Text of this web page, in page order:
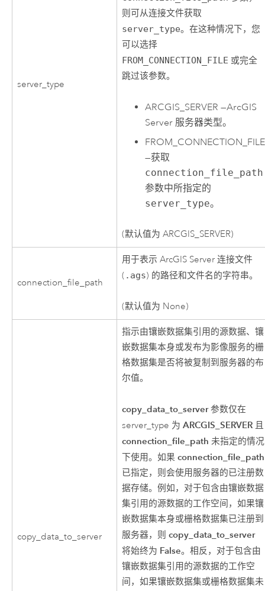
server_type
则可从连接文件获取
server_type。在这种情况下，您
可以选择
FROM_CONNECTION_FILE 或完全
跳过该参数。
ARCGIS_SERVER —ArcGIS
Server 服务器类型。
FROM_CONNECTION_FILE
—获取
connection_file_path
参数中所指定的
server_type。
(默认值为 ARCGIS_SERVER)
connection_file_path
用于表示ArcGIS Server 连接文件
( .ags) 的路径和文件名的字符串。
(默认值为 None)
copy_data_to_server
指示由镶嵌数据集引用的源数据、镶
嵌数据集本身或发布为影像服务的栅
格数据集是否将被复制到服务器的布
尔值。
copy_data_to_server参数仅在
server_type 为ARCGIS_SERVER 且
connection_file_path 未指定的情况
下使用。如果connection_file_path
已指定，则会使用服务器的已注册数
据存储。例如，对于包含由镶嵌数据
集引用的源数据的工作空间，如果镶
嵌数据集本身或栅格数据集已注册到
服务器，则copy_data_to_server
将始终为 False。相反，对于包含由
镶嵌数据集引用的源数据的工作空
间，如果镶嵌数据集或栅格数据集未